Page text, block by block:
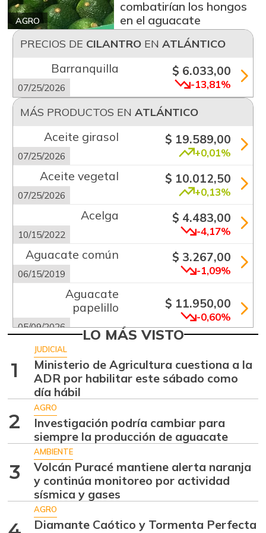
AGRO
combatirían los hongos
en el aguacate
PRECIOS DE CILANTROEN ATLÁNTICO
Barranquilla
07/25/2026
$ 6.033,00
-13,81%
MÁS PRODUCTOS EN ATLÁNTICO
Aceite girasol
07/25/2026
$ 19.589,00
+0,01%
Aceite vegetal
07/25/2026
$ 10.012,50
+0,13%
Acelga
10/15/2022
$ 4.483,00
-4,17%
Aguacate común
06/15/2019
$ 3.267,00
-1,09%
Aguacate
papelillo
05/09/2026
$ 11.950,00
-0,60%
07/18/2026 -0,19%
Ahuyamín
08/05/2017 +2,23%
Ajo
07/25/2026
$ 5.539,00
-0,49%
Ají dulce
01/17/2015
$ 2.875,00
-12,67%
Ají topito dulce
11/27/2021
$ 2.853,00
+2,52%
LO MÁS VISTO
1
JUDICIAL
Ministerio de Agricultura cuestiona a la
ADR por habilitar este sábado como
día hábil
2
AGRO
Investigación podría cambiar para
siempre la producción de aguacate
3
AMBIENTE
Volcán Puracé mantiene alerta naranja
y continúa monitoreo por actividad
sísmica y gases
AGRO
Diamante Caótico y Tormenta Perfecta